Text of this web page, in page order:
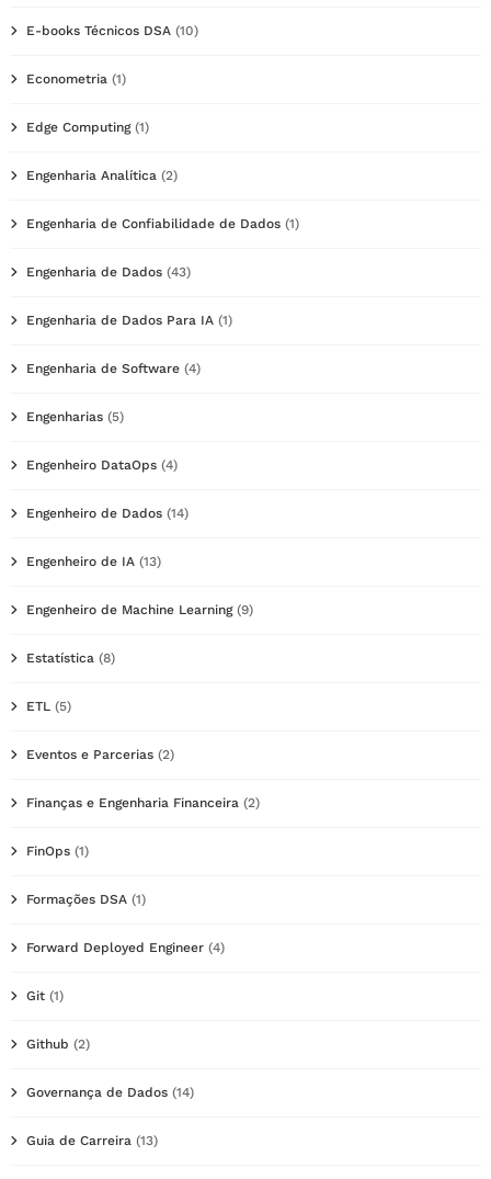
E-books Técnicos DSA (10)
Econometria (1)
Edge Computing(1)
Engenharia Analítica (2)
Engenharia de Confiabilidade de Dados (1)
Engenharia de Dados (43)
Engenharia de Dados Para IA (1)
Engenharia de Software (4)
Engenharias (5)
Engenheiro DataOps (4)
Engenheiro de Dados (14)
Engenheiro de IA (13)
Engenheiro de Machine Learning(9)
Estatística (8)
ETL (5)
Eventos e Parcerias (2)
Finanças e Engenharia Financeira (2)
FinOps (1)
Formações DSA (1)
Forward Deployed Engineer (4)
Git (1)
Github (2)
Governança de Dados (14)
Guia de Carreira (13)